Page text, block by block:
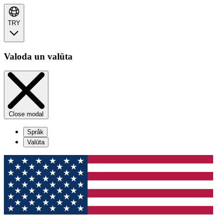
TRY
Valoda un valūta
Close modal
Språk
Valūta